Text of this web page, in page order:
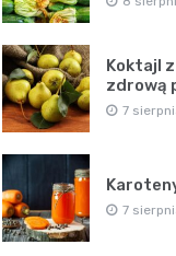
Koktajl
zdrową
7
7